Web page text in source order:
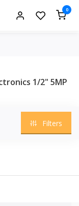
0
1/2" 5MP
Filters